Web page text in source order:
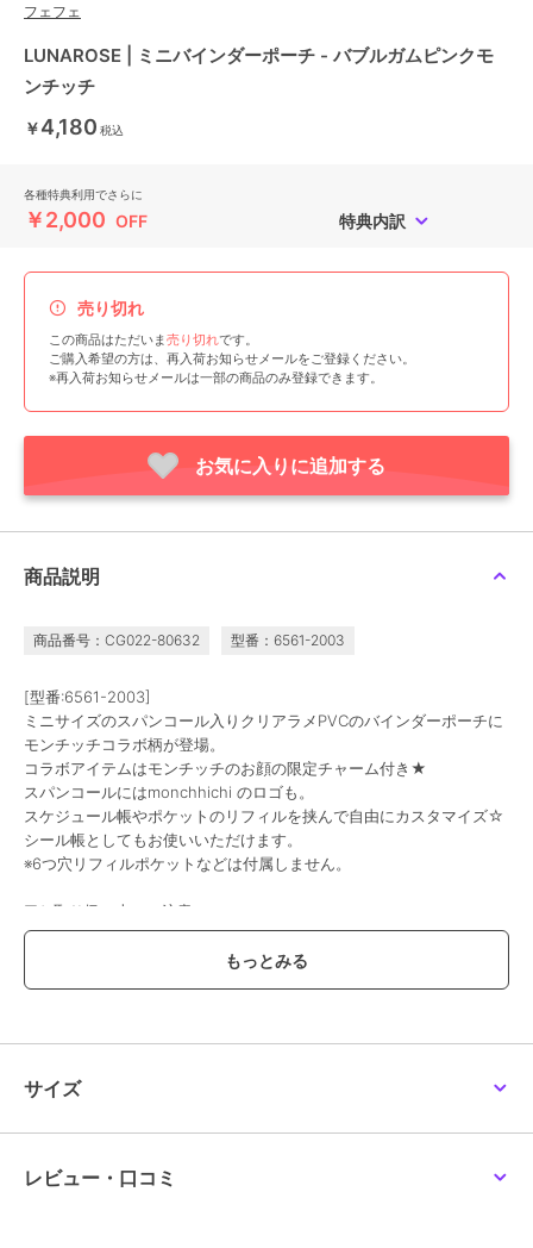
フェフェ
LUNAROSE | ミニバインダーポーチ - バブルガムピンクモ
ンチッチ
￥4,180 税込
各種特典利用でさらに
￥2,000 OFF 特典内訳
売り切れ
この商品はただいま売り切れです。
ご購入希望の方は、再入荷お知らせメールをご登録ください。
※再入荷お知らせメールは一部の商品のみ登録できます。
お気に入りに追加する
商品説明
商品番号：CG022-80632 型番：6561-2003
[型番:6561-2003]
ミニサイズのスパンコール入りクリアラメPVCのバインダーポーチに
モンチッチコラボ柄が登場。
コラボアイテムはモンチッチのお顔の限定チャーム付き★
スパンコールにはmonchhichi のロゴも。
スケジュール帳やポケットのリフィルを挟んで自由にカスタマイズ☆
シール帳としてもお使いいただけます。
※6つ穴リフィルポケットなどは付属しません。
■お取り扱い上のご注意
本製品は表面に使用している塩化ビニールの特性上、特に角の部分が
デリケートなつくりとなっております。
強く折り曲げるなどの衝撃、折りたたんでの長期保管、無理な荷物の
この点をご理解いただいたうえでのご購入をお願いします。
初期不良以外の使用に伴う塩化ビニールの破損による交換、返品は承
ください。
サイズ
レビュー・口コミ